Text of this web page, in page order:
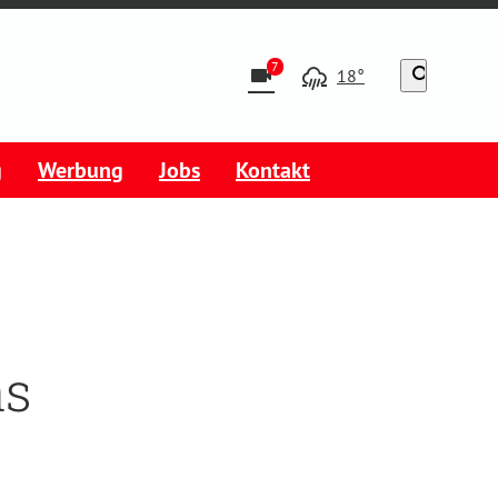
videocam7 18° search
Werbung Jobs Kontakt